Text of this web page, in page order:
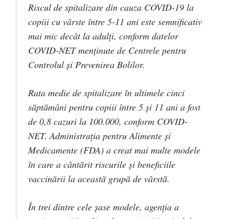
Riscul de spitalizare din cauza COVID-19 la
copiii cu vârste între 5-11 ani este semnificativ
mai mic decât la adulți, conform datelor
COVID-NET menținute de Centrele pentru
Controlul și Prevenirea Bolilor.
Rata medie de spitalizare în ultimele cinci
săptămâni pentru copiii între 5 și 11 ani a fost
de 0,8 cazuri la 100.000, conform COVID-
NET. Administrația pentru Alimente și
Medicamente (FDA) a creat mai multe modele
în care a cântărit riscurile și beneficiile
vaccinării la această grupă de vârstă.
În trei dintre cele șase modele, agenția a